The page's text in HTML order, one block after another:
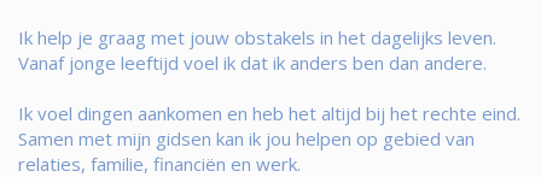
Ik help je graag met jouw obstakels in het dagelijks leven.
Vanaf jonge leeftijd voel ik dat ik anders ben dan andere.
Ik voel dingen aankomen en heb het altijd bij het rechte eind.
Samen met mijn gidsen kan ik jou helpen op gebied van
relaties, familie, financiën en werk.